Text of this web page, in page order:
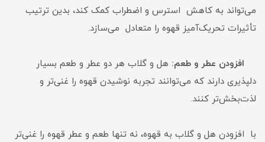
می‌تواند به کاهش استرس و اضطراب کمک کند، بدین ترتیب
تأثیرات تحریک‌آمیز قهوه را متعادل می‌سازد.
افزودن عطر و طعم: هل و گلاب هر دو عطر و طعم بسیار
دلپذیری دارند که می‌توانند تجربه نوشیدن قهوه را غنی‌تر و
لذت‌بخش‌تر کنند.
با افزودن هل و گلاب به قهوه، نه تنها طعم و عطر قهوه را غنی‌تر